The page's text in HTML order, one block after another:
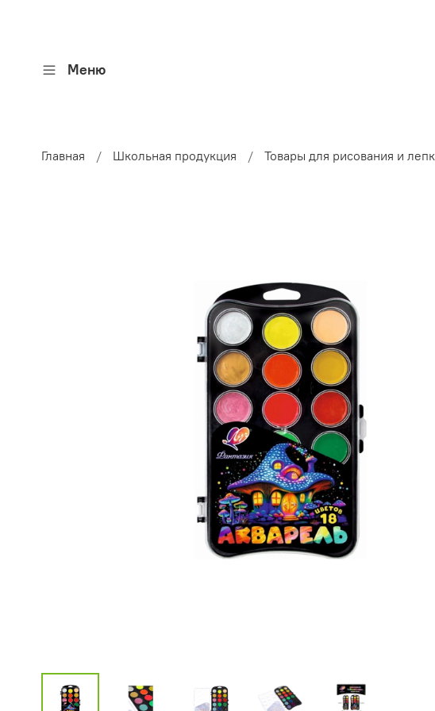
Меню
Главная Школьная продукция Товары для рисования и